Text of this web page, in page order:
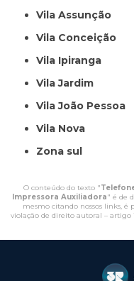
Vila Assunção
Vila Conceição
Vila Ipiranga
Vila Jardim
Vila João Pessoa
Vila Nova
Zona sul
O conteúdo do texto "
Impressora Auxiliadora" é de
mesmo citando nossos links,
violação de direito autoral – artigo